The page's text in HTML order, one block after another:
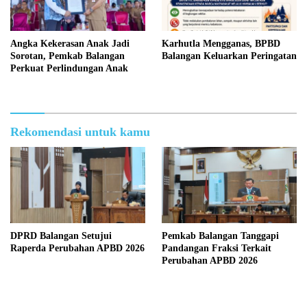
Angka Kekerasan Anak Jadi
Sorotan, Pemkab Balangan
Perkuat Perlindungan Anak
Karhutla Mengganas, BPBD
Balangan Keluarkan Peringatan
Rekomendasi untuk kamu
DPRD Balangan Setujui
Raperda Perubahan APBD 2026
Pemkab Balangan Tanggapi
Pandangan Fraksi Terkait
Perubahan APBD 2026